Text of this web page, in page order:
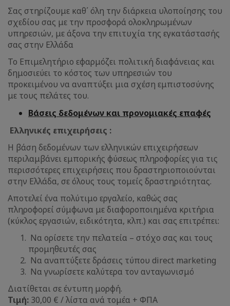
Σας στηρίζουμε καθ΄ όλη την διάρκεια υλοποίησης του
σχεδίου σας με την προσφορά ολοκληρωμένων
υπηρεσιών, με άξονα την επιτυχία της εγκατάστασής
σας στην Ελλάδα
Το Επιμελητήριο εφαρμόζει πολιτική διαφάνειας και
δημοσιεύει το κόστος των υπηρεσιών του
προκειμένου να αναπτύξει μια σχέση εμπιστοσύνης
με τους πελάτες του.
Βάσεις δεδομένων και προνομιακές επαφές
Ελληνικές επιχειρήσεις :
Η βάση δεδομένων των ελληνικών επιχειρήσεων
περιλαμβάνει εμπορικής φύσεως πληροφορίες για τις
περισσότερες επιχειρήσεις που δραστηριοποιούνται
στην Ελλάδα, σε όλους τους τομείς δραστηριότητας.
Αποτελεί ένα πολύτιμο εργαλείο, καθώς σας
πληροφορεί σύμφωνα με διαφοροποιημένα κριτήρια
(κύκλος εργασιών, ειδικότητα, κλπ.) και σας επιτρέπει:
Να ορίσετε την πελατεία – στόχο σας και τους
προμηθευτές σας
Να αναπτύξετε δράσεις τύπου direct marketing
Να γνωρίσετε καλύτερα τον ανταγωνισμό
Διατίθεται σε έντυπη μορφή.
Τιμή: 30,00 € / λίστα ανά τομέα + ΦΠΑ